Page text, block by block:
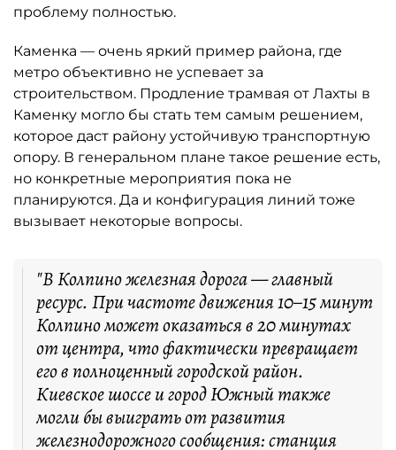
проблему полностью.
Каменка — очень яркий пример района, где
метро объективно не успевает за
строительством. Продление трамвая от Лахты в
Каменку могло бы стать тем самым решением,
которое даст району устойчивую транспортную
опору. В генеральном плане такое решение есть,
но конкретные мероприятия пока не
планируются. Да и конфигурация линий тоже
вызывает некоторые вопросы.
"В Колпино железная дорога — главный
ресурс. При частоте движения 10–15 минут
Колпино может оказаться в 20 минутах
от центра, что фактически превращает
его в полноценный городской район.
Киевское шоссе и город Южный также
могли бы выиграть от развития
железнодорожного сообщения: станция